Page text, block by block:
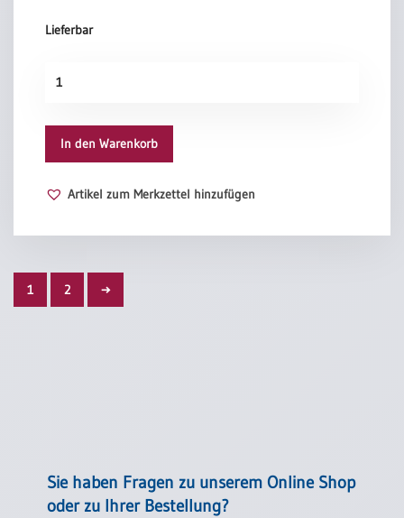
Lieferbar
Menge
In den Warenkorb
Artikel zum Merkzettel hinzufügen
1 2 →
Sie haben Fragen zu unserem Online Shop
oder zu Ihrer Bestellung?